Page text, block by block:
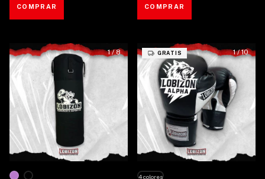
1/8 1/10
GRATIS
4 colores